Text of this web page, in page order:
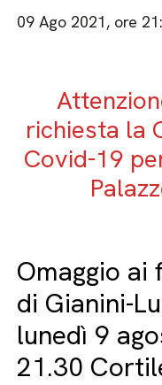
09 Ago 2021, ore
richiesta la
Covid-19
Omaggio ai
di Gianini-
lunedì 9
21.30